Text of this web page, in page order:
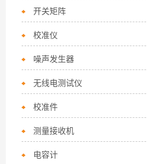
开关矩阵
校准仪
噪声发生器
无线电测试仪
校准件
测量接收机
电容计